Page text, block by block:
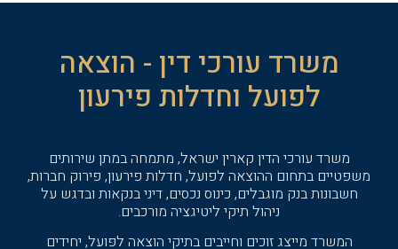
משרד עורכי דין - הוצאה
לפועל וחדלות פירעון
משרד עורכי הדין קארין ישראל, מתמחה במתן שירותים
משפטיים בתחום ההוצאה לפועל, חדלות פירעון, פירוק חברות,
חשבונות בנק מוגבלים, כינוס נכסים, דיני בנקאות ובדגש על
ניהול תיקי ליטיגציה מורכבים.
המשרד מייצג זוכים וחייבים בתיקי הוצאה לפועל, יחידים